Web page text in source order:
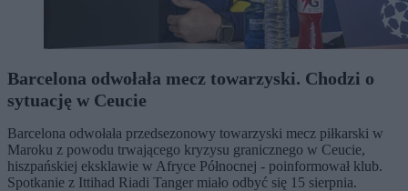
Barcelona odwołała mecz towarzyski. Chodzi o
sytuację w Ceucie
Barcelona odwołała przedsezonowy towarzyski mecz piłkarski w
Maroku z powodu trwającego kryzysu granicznego w Ceucie,
hiszpańskiej eksklawie w Afryce Północnej - poinformował klub.
Spotkanie z Ittihad Riadi Tanger miało odbyć się 15 sierpnia.